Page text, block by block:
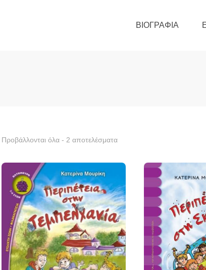
ΒΙΟΓΡΑΦΊΑ
Προβάλλονται όλα - 2 αποτελέσματα